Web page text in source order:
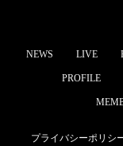
NEWS LIVE
PROFILE
プライバシーポリシ